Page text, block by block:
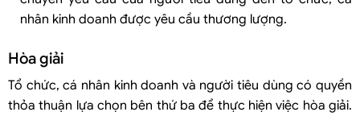
nhân kinh doanh được yêu cầu thương lượng.
Hòa giải
Tổ chức, cá nhân kinh doanh và người tiêu dùng có quyền
thỏa thuận lựa chọn bên thứ ba để thực hiện việc hòa giải.